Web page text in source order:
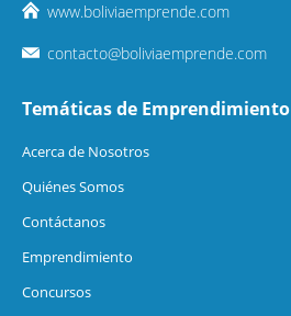
www.boliviaemprende.com
contacto@boliviaemprende.com
Temáticas de Emprendimiento
Acerca de Nosotros
Quiénes Somos
Contáctanos
Emprendimiento
Concursos